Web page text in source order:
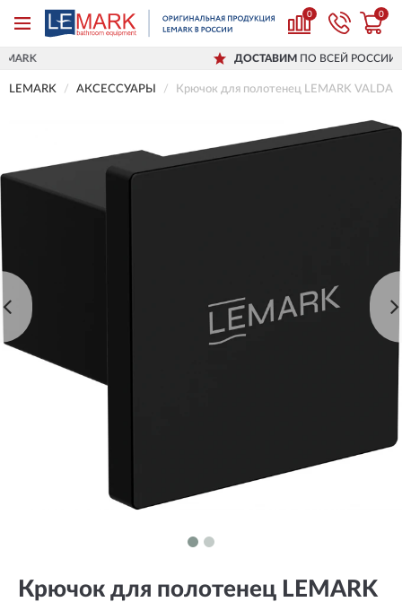
0 0
ДОСТАВИМПО ВСЕЙ РОССИИ
LEMARK АКСЕССУАРЫ Крючок для полотенец LEMARK
Крючок для полотенец LEMARK